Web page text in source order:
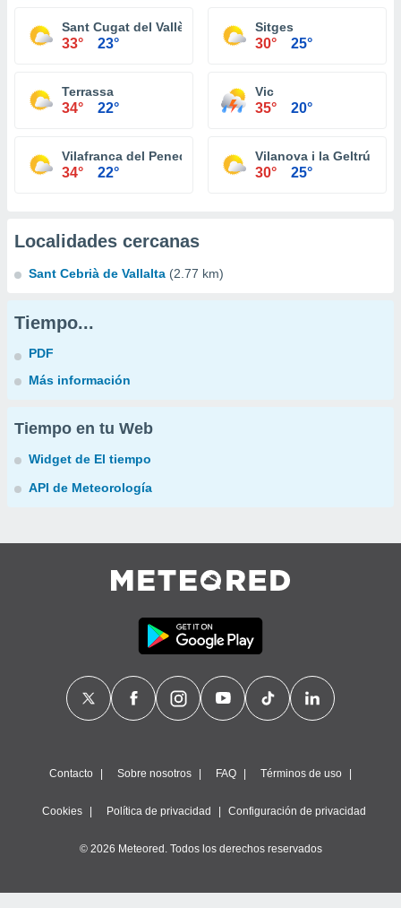
Sant Cugat del Vallès
33° 23°
Sitges
30° 25°
Terrassa
34° 22°
Vic
35° 20°
Vilafranca del Penedès
34° 22°
Vilanova i la Geltrú
30° 25°
Localidades cercanas
Sant Cebrià de Vallalta (2.77 km)
Tiempo...
PDF
Más información
Tiempo en tu Web
Widget de El tiempo
API de Meteorología
Contacto Sobre nosotros FAQ Términos de uso
Cookies Política de privacidad Configuración de privacidad
© 2026 Meteored. Todos los derechos reservados